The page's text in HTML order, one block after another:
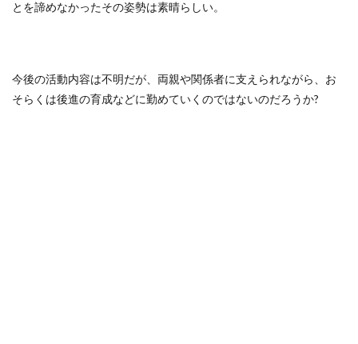
とを諦めなかったその姿勢は素晴らしい。
今後の活動内容は不明だが、両親や関係者に支えられながら、お
そらくは後進の育成などに勤めていくのではないのだろうか?